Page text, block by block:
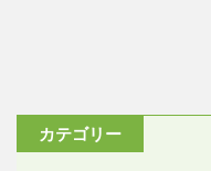
カテゴリー